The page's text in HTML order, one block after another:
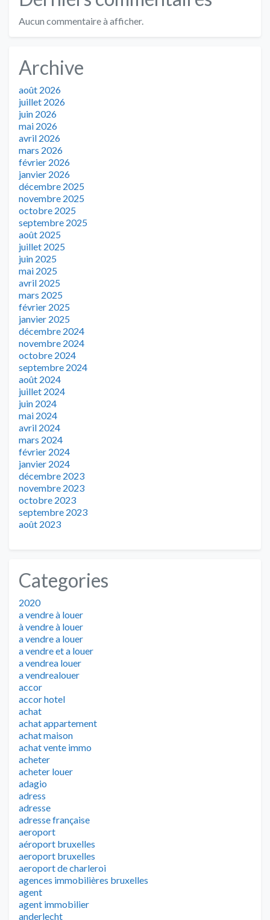
Aucun commentaire à afficher.
Archive
août 2026
juillet 2026
juin 2026
mai 2026
avril 2026
mars 2026
février 2026
janvier 2026
décembre 2025
novembre 2025
octobre 2025
septembre 2025
août 2025
juillet 2025
juin 2025
mai 2025
avril 2025
mars 2025
février 2025
janvier 2025
décembre 2024
novembre 2024
octobre 2024
septembre 2024
août 2024
juillet 2024
juin 2024
mai 2024
avril 2024
mars 2024
février 2024
janvier 2024
décembre 2023
novembre 2023
octobre 2023
septembre 2023
août 2023
Categories
2020
a vendre à louer
à vendre à louer
a vendre a louer
a vendre et a louer
a vendrea louer
a vendrealouer
accor
accor hotel
achat
achat appartement
achat maison
achat vente immo
acheter
acheter louer
adagio
adress
adresse
adresse française
aeroport
aéroport bruxelles
aeroport bruxelles
aeroport de charleroi
agences immobilières bruxelles
agent
agent immobilier
anderlecht